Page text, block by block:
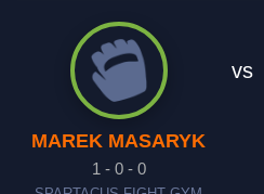
MAREK MASARYK
1 - 0 - 0
vs